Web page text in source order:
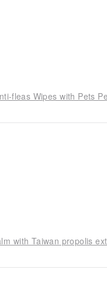
fleas Wipes with Pets
with Taiwan propolis